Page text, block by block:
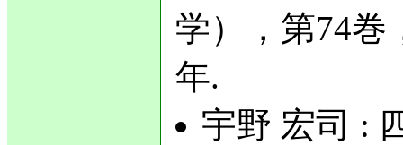
学），第74巻
年.
宇野 宏司 :